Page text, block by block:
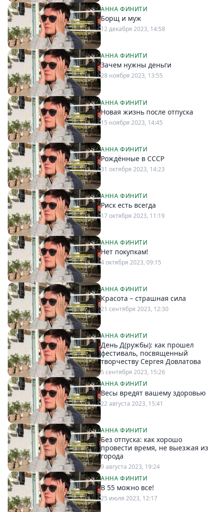
АННА ФИНИТИ
Борщ и муж
12 декабря 2023, 14:58
АННА ФИНИТИ
Зачем нужны деньги
28 ноября 2023, 13:55
АННА ФИНИТИ
Новая жизнь после отпуска
15 ноября 2023, 14:45
АННА ФИНИТИ
Рождённые в СССР
31 октября 2023, 14:23
АННА ФИНИТИ
Риск есть всегда
17 октября 2023, 11:19
АННА ФИНИТИ
Нет покупкам!
4 октября 2023, 09:15
АННА ФИНИТИ
Красота – страшная сила
21 сентября 2023, 12:30
АННА ФИНИТИ
День Д(ружбы): как прошел
фестиваль, посвященный
творчеству Сергея Довлатова
5 сентября 2023, 15:26
АННА ФИНИТИ
Весы вредят вашему здоровью
22 августа 2023, 15:41
АННА ФИНИТИ
Без отпуска: как хорошо
провести время, не выезжая из
города
9 августа 2023, 19:24
АННА ФИНИТИ
В 55 можно все!
25 июля 2023, 12:17